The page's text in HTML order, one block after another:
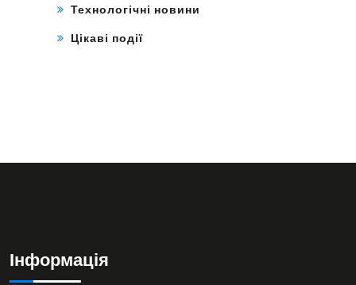
Технологічні новини
Цікаві події
Інформація